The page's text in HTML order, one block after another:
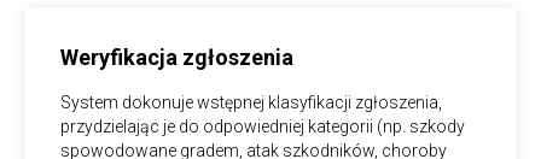
Weryfikacja zgłoszenia
System dokonuje wstępnej klasyfikacji zgłoszenia,
przydzielając je do odpowiedniej kategorii (np. szkody
spowodowane gradem, atak szkodników, choroby